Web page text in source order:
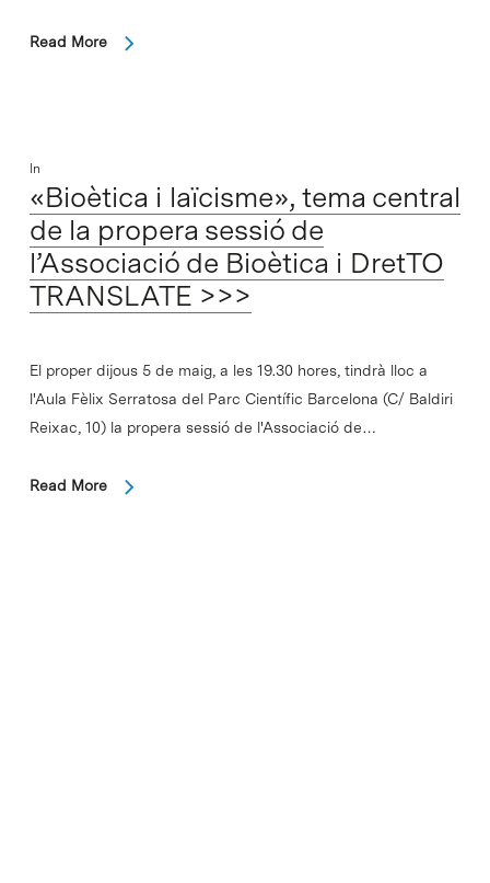
Read More
In
«Bioètica i laïcisme», tema central
de la propera sessió de
l’Associació de Bioètica i DretTO
TRANSLATE >>>
El proper dijous 5 de maig, a les 19.30 hores, tindrà lloc a
l'Aula Fèlix Serratosa del Parc Científic Barcelona (C/ Baldiri
Reixac, 10) la propera sessió de l'Associació de…
Read More